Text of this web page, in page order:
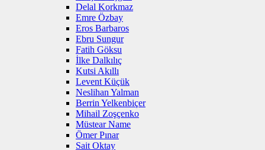
Delal Korkmaz
Emre Özbay
Eros Barbaros
Ebru Sungur
Fatih Göksu
İlke Dalkılıç
Kutsi Akıllı
Levent Küçük
Neslihan Yalman
Berrin Yelkenbiçer
Mihail Zoşçenko
Müstear Name
Ömer Pınar
Sait Oktay